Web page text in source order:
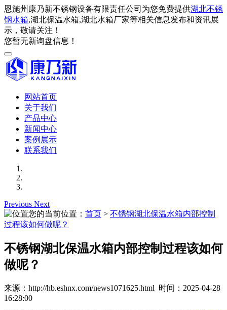
恩施州康乃新不锈钢设备有限责任公司为您免费提供湖北不锈
钢水箱,湖北保温水箱,湖北水箱厂家等相关信息发布和资讯展
示，敬请关注！
您暂无新询盘信息！
网站首页
关于我们
产品中心
新闻中心
案例展示
联系我们
Previous Next
您的当前位置： 首页 > 不锈钢湖北保温水箱内部控制
过程该如何做呢？
不锈钢湖北保温水箱内部控制过程该如何
做呢？
来源：http://hb.eshnx.com/news1071625.html 时间：2025-04-28
16:28:00